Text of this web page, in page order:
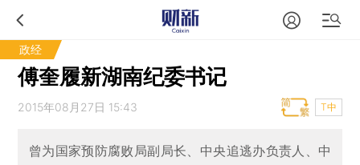
政经
傅奎履新湖南纪委书记
2015年08月27日 15:43 T中
曾为国家预防腐败局副局长、中央追逃办负责人、中